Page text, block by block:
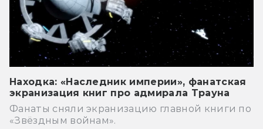
Находка: «Наследник империи», фанатская
экранизация книг про адмирала Трауна
Фанаты сняли экранизацию главной книги по
«Звёздным войнам».